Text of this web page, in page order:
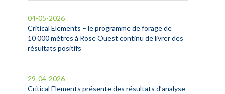
Critical Elements – le programme de forage de
10 000 mètres à Rose Ouest continu de livrer des
résultats positifs
04-05-2026
Critical Elements présente des résultats d’analyse
29-04-2026